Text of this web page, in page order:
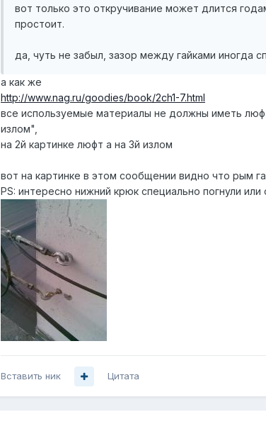
вот только это откручивание может длится
простоит.
да, чуть не забыл, зазор между гайками иногда
а как же
http://www.nag.ru/goodies/book/2ch1-7.html
все используемые материалы не должны иметь
излом",
на 2й картинке люфт а на 3й излом
вот на картинке в этом сообщении видно что рым
PS: интересно нижний крюк специально погнули
Вставить ник Цитата